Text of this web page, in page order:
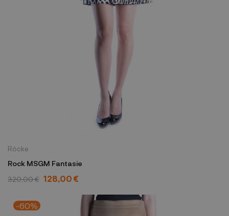
Röcke
Rock MSGM Fantasie
320,00 € 128,00 €
-60%